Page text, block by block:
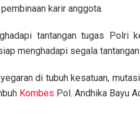
karir anggota.
tantangan tugas Polri
menghadapi segala tantangan.
di tubuh kesatuan,
Kombes Pol. Andhika Bayu